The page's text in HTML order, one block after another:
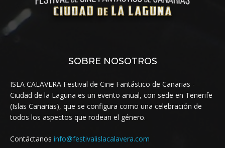
SOBRE NOSOTROS
ISLA CALAVERA Festival de Cine Fantástico de Canarias -
Ciudad de la Laguna es un evento anual, con sede en Tenerife
(Islas Canarias), que se configura como una celebración de
todos los aspectos que rodean el género.
Contáctanos info@festivalislacalavera.com